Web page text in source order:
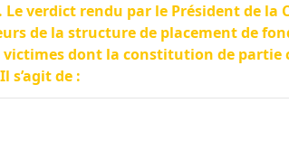
Le verdict rendu par le Président de la
de la structure de placement de
dont la constitution de partie
s’agit de :